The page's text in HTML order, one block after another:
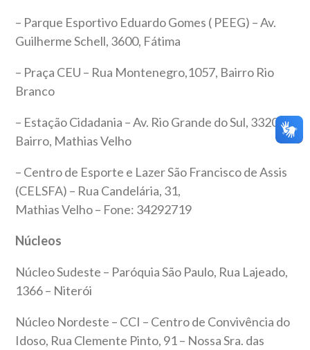
– Parque Esportivo Eduardo Gomes ( PEEG) – Av.
Guilherme Schell, 3600, Fátima
– Praça CEU – Rua Montenegro,1057, Bairro Rio
Branco
– Estação Cidadania – Av. Rio Grande do Sul, 3320,
Bairro, Mathias Velho
– Centro de Esporte e Lazer São Francisco de Assis
(CELSFA) – Rua Candelária, 31,
Mathias Velho – Fone: 34292719
Núcleos
Núcleo Sudeste – Paróquia São Paulo, Rua Lajeado,
1366 – Niterói
Núcleo Nordeste – CCI – Centro de Convivência do
Idoso, Rua Clemente Pinto, 91 – Nossa Sra. das